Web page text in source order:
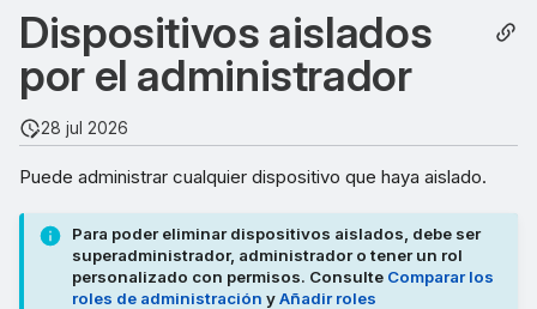
Français
中文（繁體）
Dispositivos aislados
por el administrador
28 jul 2026
Puede administrar cualquier dispositivo que haya aislado.
Para poder eliminar dispositivos aislados, debe ser
superadministrador, administrador o tener un rol
personalizado con permisos. Consulte Comparar los
roles de administración yAñadir roles